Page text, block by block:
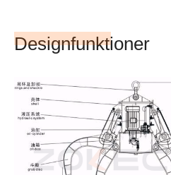
Designfunktioner